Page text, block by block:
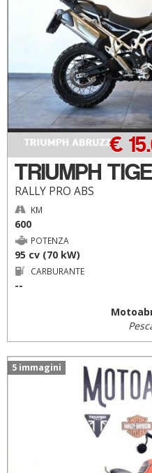
TRIUMPH
RALLY PRO ABS
€
KM
600
POTENZA
95 cv (70 kW)
CARBURANTE
--
5 immagini